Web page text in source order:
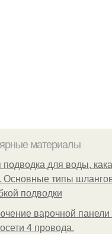
материалы
подводка для воды,
Основные типы
подводки
варочной панели
4 провода.